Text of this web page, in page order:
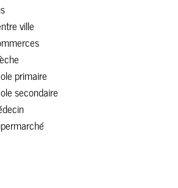
ville
primaire
secondaire